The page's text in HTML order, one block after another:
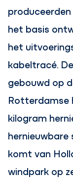
het basis
het
kabeltracé.
gebouwd op
Rotterdamse
kilogram
komt van
windpark op